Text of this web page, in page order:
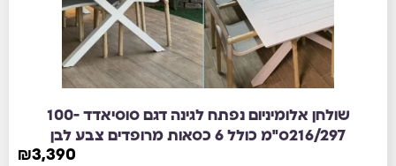
שולחן אלומיניום נפתח לגינה דגם סוסיאדד 100-
216/297ס"מ כולל 6 כסאות מרופדים צבע לבן
₪3,390